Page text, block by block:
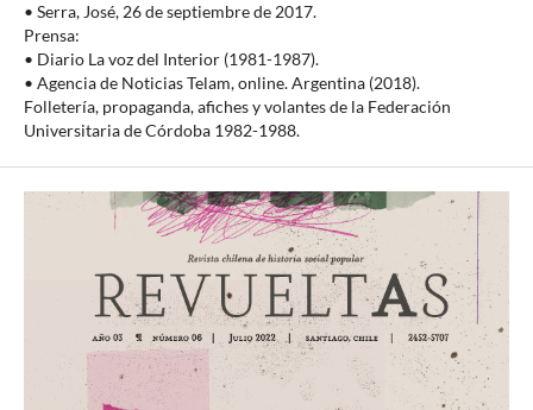
• Serra, José, 26 de septiembre de 2017.
Prensa:
• Diario La voz del Interior (1981-1987).
• Agencia de Noticias Telam, online. Argentina (2018).
Folletería, propaganda, afiches y volantes de la Federación
Universitaria de Córdoba 1982-1988.